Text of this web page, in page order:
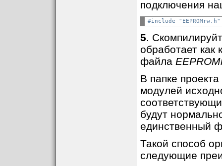
подключения
#include "EEPROMrw.h"
5 .
обработает
файла
В папке
модулей
будут
единственный
Такой способ
следующие